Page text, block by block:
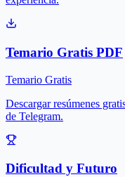
Temario Gratis PDF
Temario Gratis
Descargar resúmenes
de Telegram.
Dificultad y Futuro